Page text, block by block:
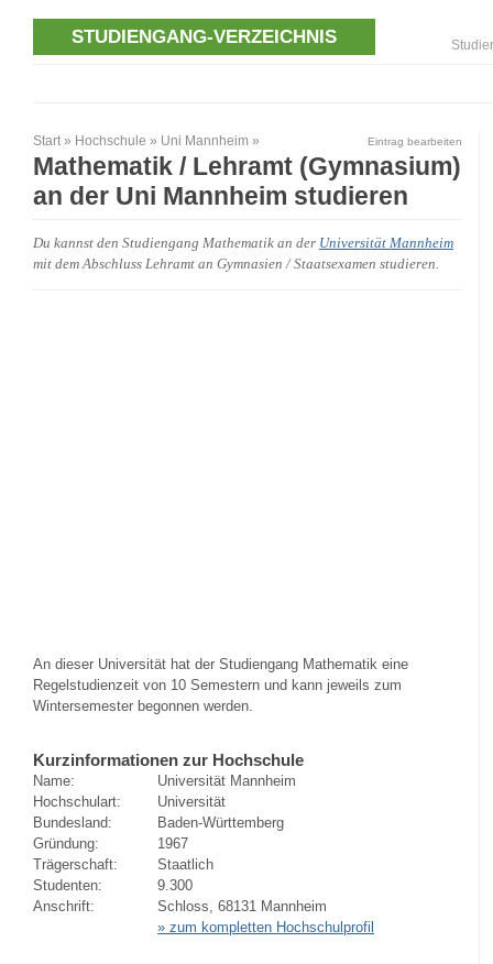
STUDIENGANG-VERZEICHNIS
Start » Hochschule » Uni Mannheim » Eintrag bearbeiten
Mathematik / Lehramt (Gymnasium)
an der Uni Mannheim studieren
Du kannst den Studiengang Mathematik an der Universität Mannheim
mit dem Abschluss Lehramt an Gymnasien / Staatsexamen studieren.
An dieser Universität hat der Studiengang Mathematik eine
Regelstudienzeit von 10 Semestern und kann jeweils zum
Wintersemester begonnen werden.
Kurzinformationen zur Hochschule
Name:
Universität Mannheim
Hochschulart:
Universität
Bundesland:
Baden-Württemberg
Gründung:
1967
Trägerschaft:
Staatlich
Studenten:
9.300
Anschrift:
Schloss, 68131 Mannheim
» zum kompletten Hochschulprofil